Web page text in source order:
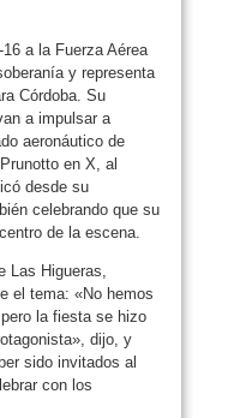
a la Fuerza Aérea
y representa
Córdoba. Su
a impulsar a
aeronáutico de
en X, al
desde su
celebrando que su
de la escena.
Las Higueras,
el tema: «No hemos
la fiesta se hizo
dijo, y
sido invitados al
con los